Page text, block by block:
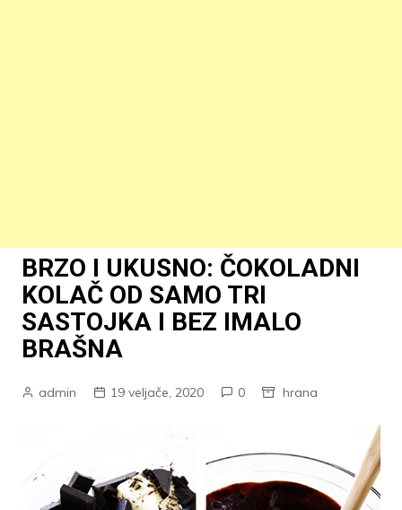
BRZO I UKUSNO: ČOKOLADNI
KOLAČ OD SAMO TRI
SASTOJKA I BEZ IMALO
BRAŠNA
admin 19 veljače, 2020 0 hrana